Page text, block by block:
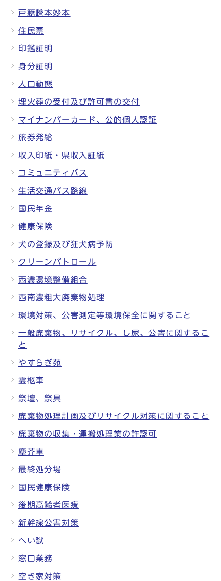
戸籍謄本妙本
住民票
印鑑証明
身分証明
人口動態
埋火葬の受付及び許可書の交付
マイナンバーカード、公的個人認証
旅券発給
収入印紙・県収入証紙
コミュニティバス
生活交通バス路線
国民年金
健康保険
犬の登録及び狂犬病予防
クリーンパトロール
西濃環境整備組合
西南濃粗大廃棄物処理
環境対策、公害測定等環境保全に関すること
一般廃棄物、リサイクル、し尿、公害に関するこ
と
やすらぎ苑
霊柩車
祭壇、祭具
廃棄物処理計画及びリサイクル対策に関すること
廃棄物の収集・運搬処理業の許認可
塵芥車
最終処分場
国民健康保険
後期高齢者医療
新幹線公害対策
へい獣
窓口業務
空き家対策